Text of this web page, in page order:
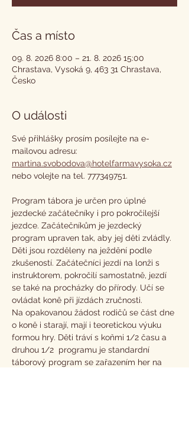
Čas a místo
09. 8. 2026 8:00 – 21. 8. 2026 15:00
Chrastava, Vysoká 9, 463 31 Chrastava,
Česko
O události
Své přihlášky prosím posílejte na e-
mailovou adresu:
martina.svobodova@hotelfarmavysoka.cz
nebo volejte na tel. 777349751.
Program tábora je určen pro úplné
jezdecké začátečníky i pro pokročilejší
jezdce. Začátečníkům je jezdecký
program upraven tak, aby jej děti zvládly.
Děti jsou rozděleny na ježdění podle
zkušeností. Začátečníci jezdí na lonži s
instruktorem, pokročilí samostatně, jezdí
se také na procházky do přírody. Učí se
ovládat koně při jízdách zručnosti.
Na opakovanou žádost rodičů se část dne
o koně i starají, mají i teoretickou výuku
formou hry. Děti tráví s koňmi 1/2 času a
druhou 1/2  programu je standardní
táborový program se zařazením her na